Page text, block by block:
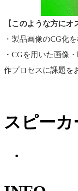
【このような方にオ
・製品画像のCG化
・CGを用いた画像
作プロセスに課題を
スピーカ
株式会社アマナ